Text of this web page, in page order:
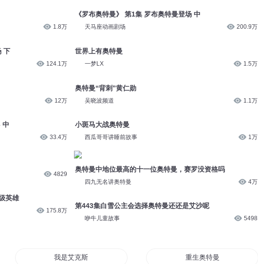
1.8万
下
124.1万
12万
中
33.4万
4829
英雄
175.8万
《罗布奥特曼》 第1集 罗布奥特曼登场 中
天马座动画剧场 200.9万
世界上有奥特曼
一梦LX 1.5万
奥特曼“背刺”黄仁勋
吴晓波频道 1.1万
小斑马大战奥特曼
西瓜哥哥讲睡前故事 1万
奥特曼中地位最高的十一位奥特曼，赛罗没资格吗
四九无名讲奥特曼 4万
第443集白雪公主会选择奥特曼还还是艾沙呢
咿牛儿童故事 5498
我是艾克斯奥特曼 重生奥特曼之我为梦比